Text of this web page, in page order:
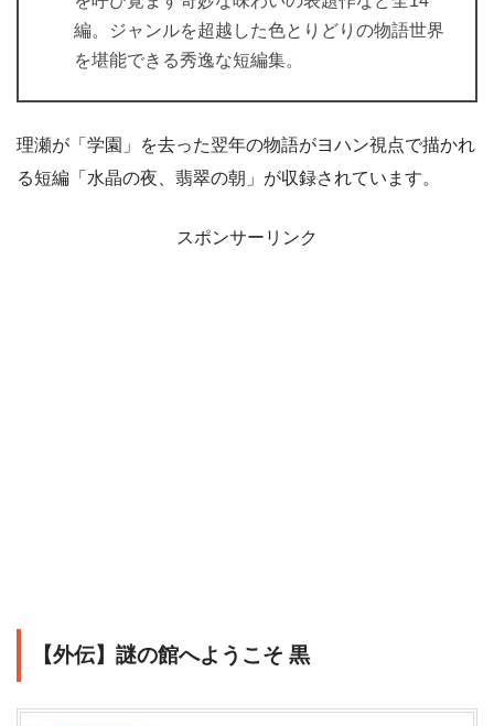
編。ジャンルを超越した色とりどりの物語世界
を堪能できる秀逸な短編集。
理瀬が「学園」を去った翌年の物語がヨハン視点で描かれ
る短編「水晶の夜、翡翠の朝」が収録されています。
スポンサーリンク
【外伝】謎の館へようこそ 黒